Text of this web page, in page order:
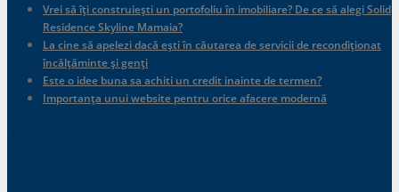
Vrei să îți construiești un portofoliu în imobiliare? De ce să alegi Solid
Residence Skyline Mamaia?
La cine să apelezi dacă ești în căutarea de servicii de recondiționat
încălțăminte și genți
Este o idee buna sa achiti un credit inainte de termen?
Importanța unui website pentru orice afacere modernă
.